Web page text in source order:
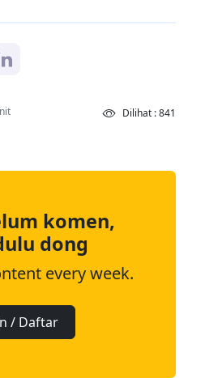
Dilihat : 841
komen,
dong
every week.
/ Daftar